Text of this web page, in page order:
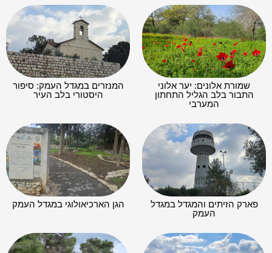
שמורת אלונים: יער אלוני
התבור בלב הגליל התחתון
המערבי
המנזרים במגדל העמק: סיפור
היסטורי בלב העיר
פארק הזיתים והמגדל במגדל
העמק
הגן הארכיאולוגי במגדל העמק